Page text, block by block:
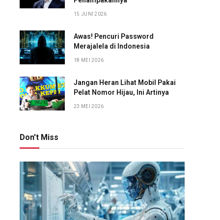
15 JUNI 2026
Awas! Pencuri Password
Merajalela di Indonesia
18 MEI 2026
Jangan Heran Lihat Mobil Pakai
Pelat Nomor Hijau, Ini Artinya
23 MEI 2026
Don't Miss